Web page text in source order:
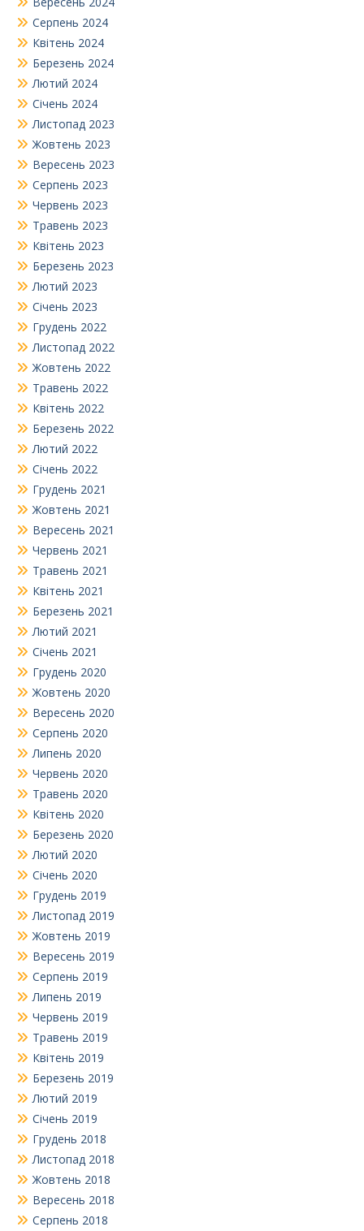
Серпень 2024
Квітень 2024
Березень 2024
Лютий 2024
Січень 2024
Листопад 2023
Жовтень 2023
Вересень 2023
Серпень 2023
Червень 2023
Травень 2023
Квітень 2023
Березень 2023
Лютий 2023
Січень 2023
Грудень 2022
Листопад 2022
Жовтень 2022
Травень 2022
Квітень 2022
Березень 2022
Лютий 2022
Січень 2022
Грудень 2021
Жовтень 2021
Вересень 2021
Червень 2021
Травень 2021
Квітень 2021
Березень 2021
Лютий 2021
Січень 2021
Грудень 2020
Жовтень 2020
Вересень 2020
Серпень 2020
Липень 2020
Червень 2020
Травень 2020
Квітень 2020
Березень 2020
Лютий 2020
Січень 2020
Грудень 2019
Листопад 2019
Жовтень 2019
Вересень 2019
Серпень 2019
Липень 2019
Червень 2019
Травень 2019
Квітень 2019
Березень 2019
Лютий 2019
Січень 2019
Грудень 2018
Листопад 2018
Жовтень 2018
Вересень 2018
Серпень 2018